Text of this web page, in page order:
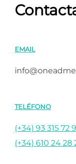
EMAIL
TELÉFONO
(+34) 93 315 72
(+34) 610 24 28